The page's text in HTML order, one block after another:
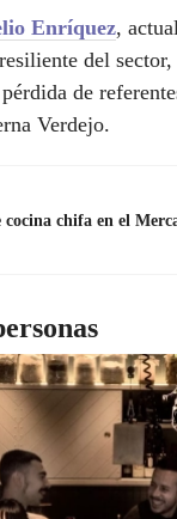
Enríquez,
del
de
Verdejo.
chifa en el